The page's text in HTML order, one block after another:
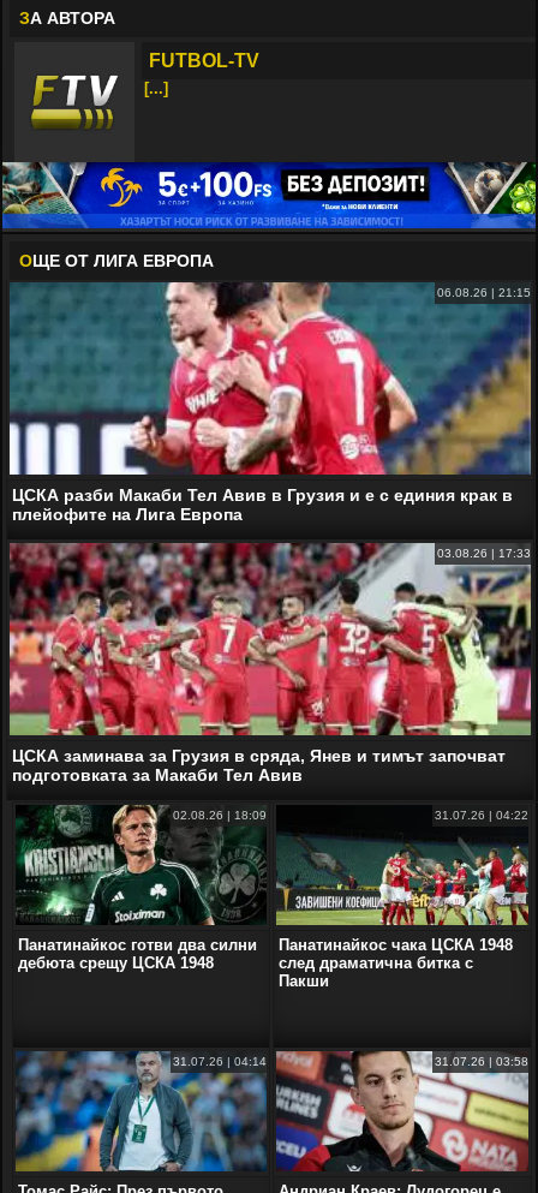
ЗА АВТОРА
FUTBOL-TV
[...]
ОЩЕ ОТ ЛИГА ЕВРОПА
06.08.26 | 21:15
ЦСКА разби Макаби Тел Авив в Грузия и е с единия крак в
плейофите на Лига Европа
03.08.26 | 17:33
ЦСКА заминава за Грузия в сряда, Янев и тимът започват
подготовката за Макаби Тел Авив
02.08.26 | 18:09
Панатинайкос готви два силни
дебюта срещу ЦСКА 1948
31.07.26 | 04:22
Панатинайкос чака ЦСКА 1948
след драматична битка с
Пакши
31.07.26 | 04:14 31.07.26 | 03:58